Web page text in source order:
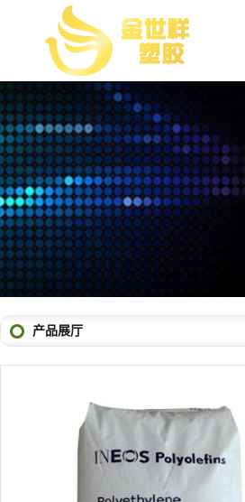
产品展厅